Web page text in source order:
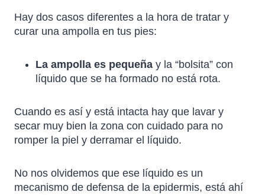
Hay dos casos diferentes a la hora de tratar y
curar una ampolla en tus pies:
La ampolla es pequeña y la “bolsita” con
líquido que se ha formado no está rota.
Cuando es así y está intacta hay que lavar y
secar muy bien la zona con cuidado para no
romper la piel y derramar el líquido.
No nos olvidemos que ese líquido es un
mecanismo de defensa de la epidermis, está ahí